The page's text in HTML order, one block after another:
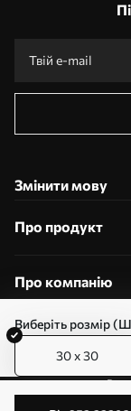
Виберіть розмір
30 x 30
Змінити мову
Про продукт
Про компанію
© 2011-2026